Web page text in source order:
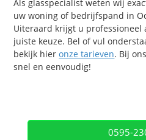
Als glasspecialist weten wij
uw woning of bedrijfspand in
Uiteraard krijgt u professioneel
juiste keuze. Bel of vul
bekijk hieronze tarieven. Bij
snel en eenvoudig!
0595-